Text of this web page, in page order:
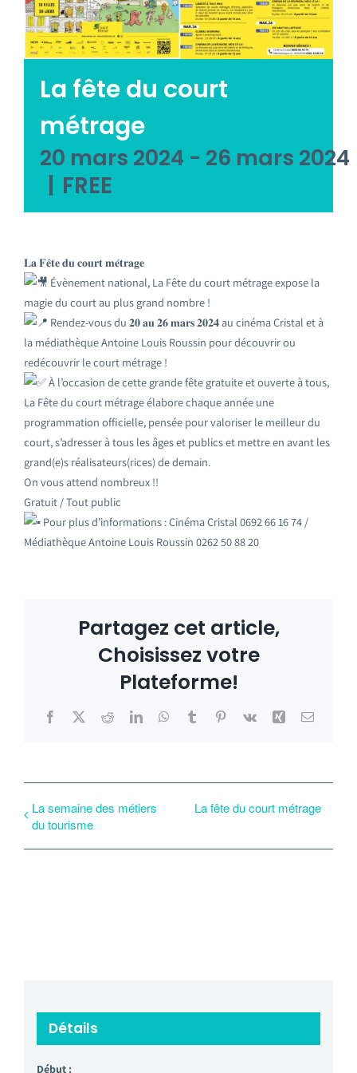
Emploi tourisme
La fête du court
métrage
20 mars 2024 - 26 mars 2024
| FREE
𝐋𝐚 𝐅𝐞̂𝐭𝐞 𝐝𝐮 𝐜𝐨𝐮𝐫𝐭 𝐦𝐞́𝐭𝐫𝐚𝐠𝐞
Évènement national, La Fête du court métrage expose la
magie du court au plus grand nombre !
Rendez-vous du 𝟐𝟎 𝐚𝐮 𝟐𝟔 𝐦𝐚𝐫𝐬 𝟐𝟎𝟐𝟒 au cinéma Cristal et à
la médiathèque Antoine Louis Roussin pour découvrir ou
redécouvrir le court métrage !
À l’occasion de cette grande fête gratuite et ouverte à tous,
La Fête du court métrage élabore chaque année une
programmation officielle, pensée pour valoriser le meilleur du
court, s’adresser à tous les âges et publics et mettre en avant les
grand(e)s réalisateurs(rices) de demain.
On vous attend nombreux !!
Gratuit / Tout public
Pour plus d’informations : Cinéma Cristal 0692 66 16 74 /
Médiathèque Antoine Louis Roussin 0262 50 88 20
Partagez cet article,
Choisissez votre
Plateforme!
Facebook
X RedditLinkedInWhatsApp
TumblrPinterest
Vk Xing Email
La semaine des métiers
du tourisme
La fête du court métrage
Détails
Début :